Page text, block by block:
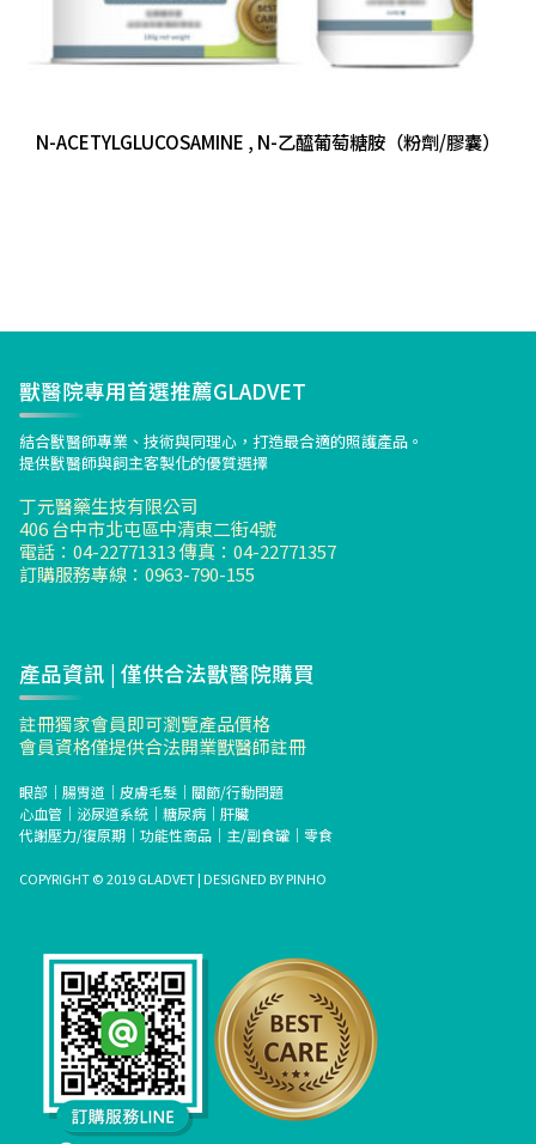
N-ACETYLGLUCOSAMINE , N-乙醯葡萄糖胺（粉劑/膠囊）
獸醫院專用首選推薦GLADVET
結合獸醫師專業、技術與同理心，打造最合適的照護產品。
提供獸醫師與飼主客製化的優質選擇
丁元醫藥生技有限公司
406 台中市北屯區中清東二街4號
電話：04-22771313 傳真：04-22771357
訂購服務專線：0963-790-155
產品資訊 | 僅供合法獸醫院購買
註冊獨家會員即可瀏覽產品價格
會員資格僅提供合法開業獸醫師註冊
眼部 ｜腸胃道 ｜ 皮膚毛髮 ｜關節/行動問題
心血管 ｜ 泌尿道系統 ｜糖尿病 ｜肝臟
代謝壓力/復原期 ｜功能性商品 ｜ 主/副食罐 ｜ 零食
COPYRIGHT © 2019 GLADVET | DESIGNED BYPINHO